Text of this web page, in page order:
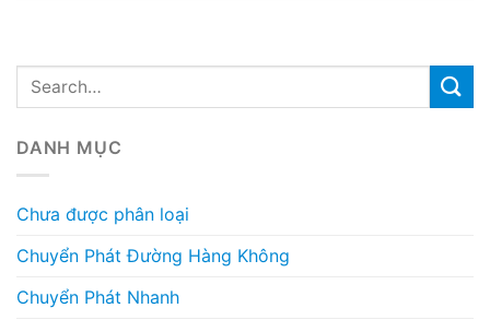
DANH MỤC
Chưa được phân loại
Chuyển Phát Đường Hàng Không
Chuyển Phát Nhanh